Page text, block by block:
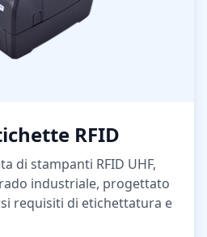
RFID
di stampanti RFID UHF,
industriale, progettato
requisiti di etichettatura e